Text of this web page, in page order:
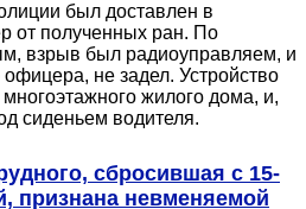
был доставлен в
от полученных ран. По
взрыв был радиоуправляем, и
не задел. Устройство
жилого дома, и,
сиденьем водителя.
сбросившая с 15-
признана невменяемой